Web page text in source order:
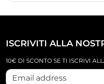
ISCRIVITI ALLA
10€ DI SCONTO SE TI ISCRIVI